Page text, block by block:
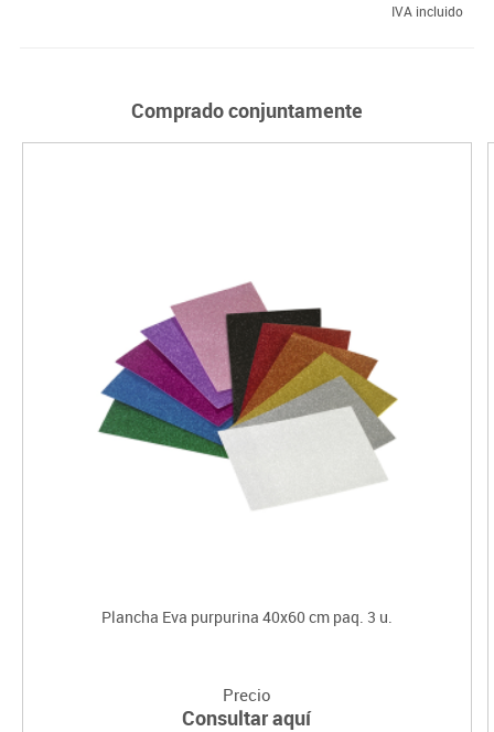
IVA incluido
Comprado conjuntamente
Plancha Eva purpurina 40x60 cm paq. 3 u.
Precio
Consultar aquí